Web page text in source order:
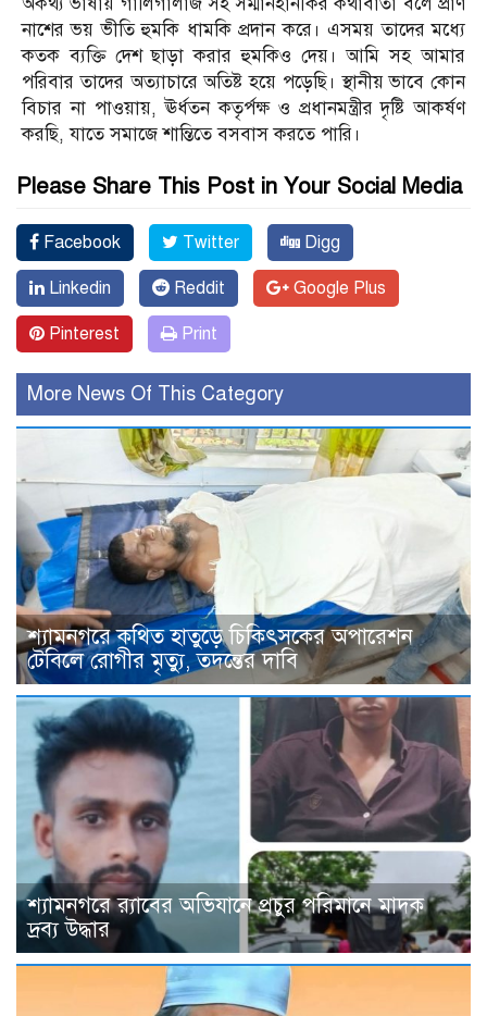
নাশের ভয় ভীতি হুমকি ধামকি প্রদান করে। এসময় তাদের মধ্যে
কতক ব্যক্তি দেশ ছাড়া করার হুমকিও দেয়। আমি সহ আমার
পরিবার তাদের অত্যাচারে অতিষ্ট হয়ে পড়েছি। স্থানীয় ভাবে কোন
বিচার না পাওয়ায়, ঊর্ধতন কতৃর্পক্ষ ও প্রধানমন্ত্রীর দৃষ্টি আকর্ষণ
করছি, যাতে সমাজে শান্তিতে বসবাস করতে পারি।
Please Share This Post in Your Social Media
Facebook Twitter Digg
Linkedin Reddit Google Plus
Pinterest Print
More News Of This Category
শ্যামনগরে কথিত হাতুড়ে চিকিৎসকের অপারেশন
টেবিলে রোগীর মৃত্যু, তদন্তের দাবি
শ্যামনগরে র‍্যাবের অভিযানে প্রচুর পরিমানে মাদক
দ্রব্য উদ্ধার